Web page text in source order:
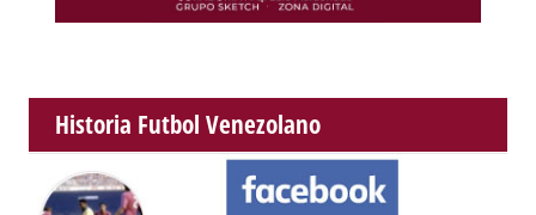
Historia Futbol Venezolano